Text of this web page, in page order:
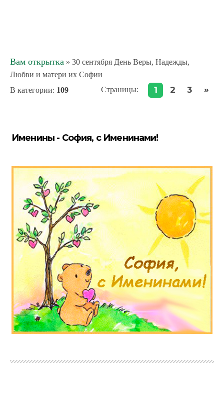
Вам открытка » 30 сентября День Веры, Надежды,
Любви и матери их Софии
В категории: 109 Страницы: 1 2 3 »
Именины - София, с Именинами!